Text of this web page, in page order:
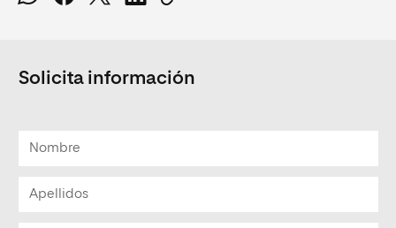
Solicita información